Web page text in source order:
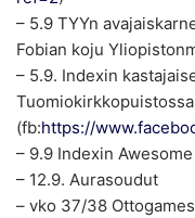
– 5.9 TYYn
Fobian koju
– 5.9. Indexin
(fb:https://
– 9.9 Indexin
– 12.9. Aurasoudut
– vko 37/38